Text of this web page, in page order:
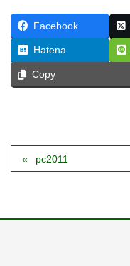
Facebook
Hatena
Copy
pc2011